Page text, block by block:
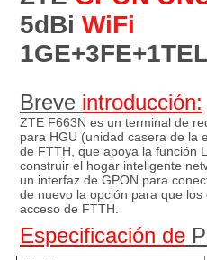
5dBi WiFi
Breve introducción:
ZTE F663N es un terminal de
para HGU (unidad casera de la
de FTTH, que apoya la función
construir el hogar inteligente
un interfaz de GPON para
de nuevo la opción para que
acceso de FTTH.
Especificación de